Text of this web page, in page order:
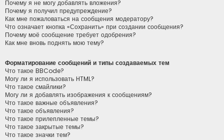
Почему я не могу добавлять вложения?
Почему я получил предупреждение?
Как мне пожаловаться на сообщения модератору?
Что означает кнопка «Сохранить» при создании сообщения?
Почему моё сообщение требует одобрения?
Как мне вновь поднять мою тему?
Форматирование сообщений и типы создаваемых тем
Что такое BBCode?
Могу ли я использовать HTML?
Что такое смайлики?
Могу ли я добавлять изображения к сообщениям?
Что такое важные объявления?
Что такое объявления?
Что такое прилепленные темы?
Что такое закрытые темы?
Что такое значки тем?